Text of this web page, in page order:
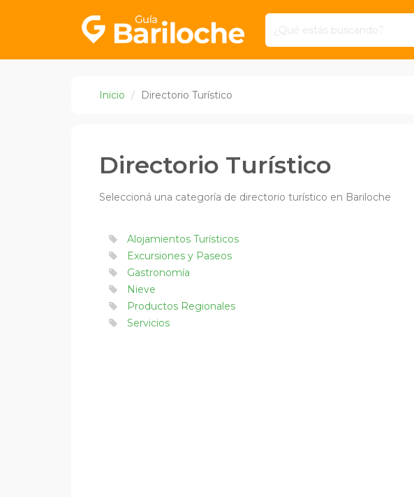
Inicio Directorio Turístico
Directorio Turístico
Seleccioná una categoría de directorio turístico en Bariloche
Alojamientos Turísticos
Excursiones y Paseos
Gastronomía
Nieve
Productos Regionales
Servicios